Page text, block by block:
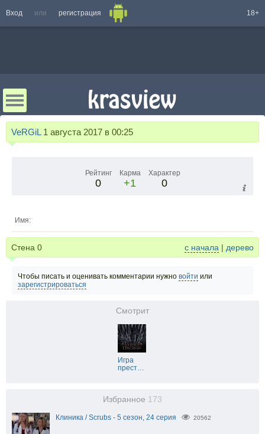
Вход или регистрация 18+
VeRGiL 1 августа 2017 в 00:25
Рейтинг
0
Карма
+1
Характер
0
Имя:
Стена 0 с начала | дерево
Чтобы писать и оценивать комментарии нужно войти или
зарегистрироваться
Смотрит
Игра
прест…
Избранное 173
Клиника / Scrubs - 5 сезон, 24 серия 20562